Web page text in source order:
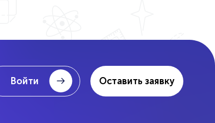
Войти Оставить заявку